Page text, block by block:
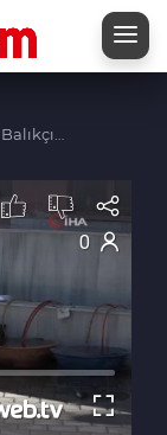
Balıkçı
yıllık
kahvehane
randevusu